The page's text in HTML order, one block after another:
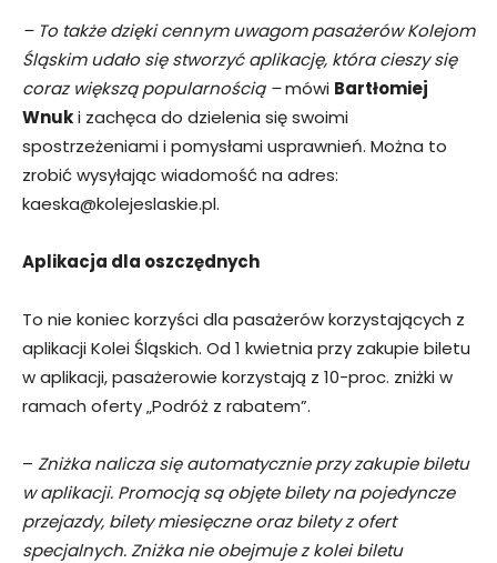
– To także dzięki cennym uwagom pasażerów Kolejom
Śląskim udało się stworzyć aplikację, która cieszy się
coraz większą popularnością –mówi Bartłomiej
Wnuki zachęca do dzielenia się swoimi
spostrzeżeniami i pomysłami usprawnień. Można to
zrobić wysyłając wiadomość na adres:
kaeska@kolejeslaskie.pl.
Aplikacja dla oszczędnych
To nie koniec korzyści dla pasażerów korzystających z
aplikacji Kolei Śląskich. Od 1 kwietnia przy zakupie biletu
w aplikacji, pasażerowie korzystają z 10-proc. zniżki w
ramach oferty „Podróż z rabatem”.
– Zniżka nalicza się automatycznie przy zakupie biletu
w aplikacji. Promocją są objęte bilety na pojedyncze
przejazdy, bilety miesięczne oraz bilety z ofert
specjalnych. Zniżka nie obejmuje z kolei biletu